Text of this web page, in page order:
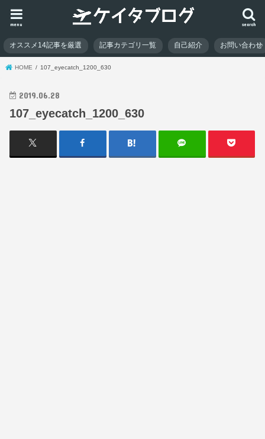
search
menu
オススメ14記事を厳選 記事カテゴリ一覧 自己紹介 お問い合わせ
HOME 107_eyecatch_1200_630
2019.06.28
107_eyecatch_1200_630